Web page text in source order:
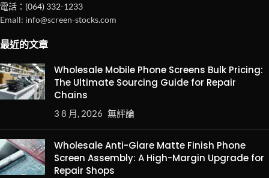
電話：(064) 332-1233
Emall: info@screen-stocks.com
最近的文章
Wholesale Mobile Phone Screens Bulk Pricing:
The Ultimate Sourcing Guide for Repair
Chains
3 8 月, 2026 無評論
Wholesale Anti-Glare Matte Finish Phone
Screen Assembly: A High-Margin Upgrade for
Repair Shops